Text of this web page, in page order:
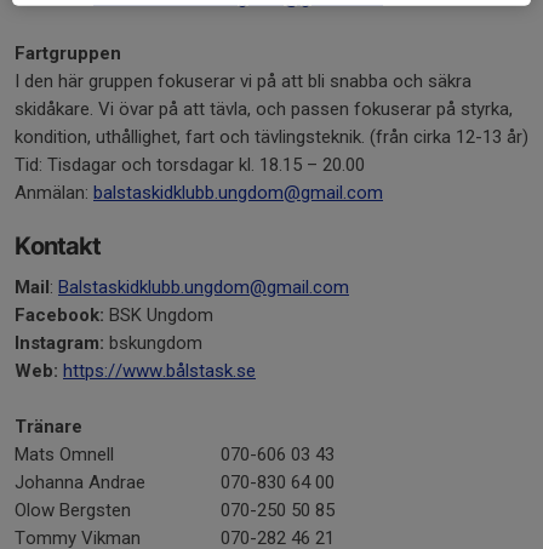
Fartgruppen
I den här gruppen fokuserar vi på att bli snabba och säkra
skidåkare. Vi övar på att tävla, och passen fokuserar på styrka,
kondition, uthållighet, fart och tävlingsteknik. (från cirka 12-13 år)
Tid: Tisdagar och torsdagar kl. 18.15 – 20.00
Anmälan: balstaskidklubb.ungdom@gmail.com
Kontakt
Mail: Balstaskidklubb.ungdom@gmail.com
Facebook: BSK Ungdom
Instagram: bskungdom
Web: https://www.bålstask.se
Tränare
Mats Omnell
070-606 03 43
Johanna Andrae
070-830 64 00
Olow Bergsten
070-250 50 85
Tommy Vikman
070-282 46 21